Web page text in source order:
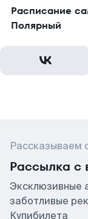
Расписание
Полярный
Рассказываем
Рассылка с
Эксклюзивные
заботливые
Купибилета